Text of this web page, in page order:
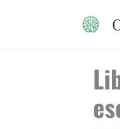
contenido